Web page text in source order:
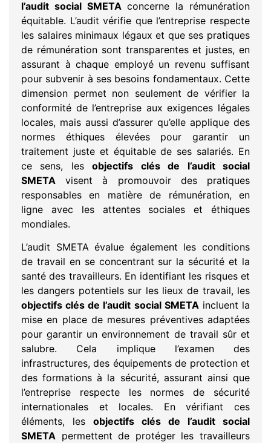
l’audit social SMETA concerne la rémunération
équitable. L’audit vérifie que l’entreprise respecte
les salaires minimaux légaux et que ses pratiques
de rémunération sont transparentes et justes, en
assurant à chaque employé un revenu suffisant
pour subvenir à ses besoins fondamentaux. Cette
dimension permet non seulement de vérifier la
conformité de l’entreprise aux exigences légales
locales, mais aussi d’assurer qu’elle applique des
normes éthiques élevées pour garantir un
traitement juste et équitable de ses salariés. En
ce sens, lesobjectifs clés de l’audit social
SMETA visent à promouvoir des pratiques
responsables en matière de rémunération, en
ligne avec les attentes sociales et éthiques
mondiales.
L’audit SMETA évalue également les conditions
de travail en se concentrant sur la sécurité et la
santé des travailleurs. En identifiant les risques et
les dangers potentiels sur les lieux de travail, les
objectifs clés de l’audit social SMETAincluent la
mise en place de mesures préventives adaptées
pour garantir un environnement de travail sûr et
salubre. Cela implique l’examen des
infrastructures, des équipements de protection et
des formations à la sécurité, assurant ainsi que
l’entreprise respecte les normes de sécurité
internationales et locales. En vérifiant ces
éléments, les objectifs clés de l’audit social
SMETA permettent de protéger les travailleurs